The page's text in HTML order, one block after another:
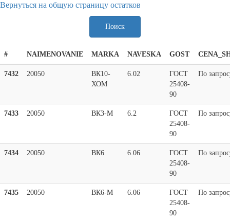
Вернуться на общую страницу остатков
Поиск
# NAIMENOVANIE MARKA NAVESKA GOST
7432 20050
ВК10-
ХОМ
6.02
ГОСТ
25408-
90
По
7433 20050 ВК3-М 6.2
ГОСТ
25408-
90
По
7434 20050 ВК6 6.06
ГОСТ
25408-
90
По
7435 20050 ВК6-М 6.06
ГОСТ
25408-
90
По